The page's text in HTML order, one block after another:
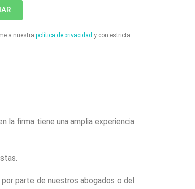
a nuestra política de privacidad y con estricta
la firma tiene una amplia experiencia
parte de nuestros abogados o del